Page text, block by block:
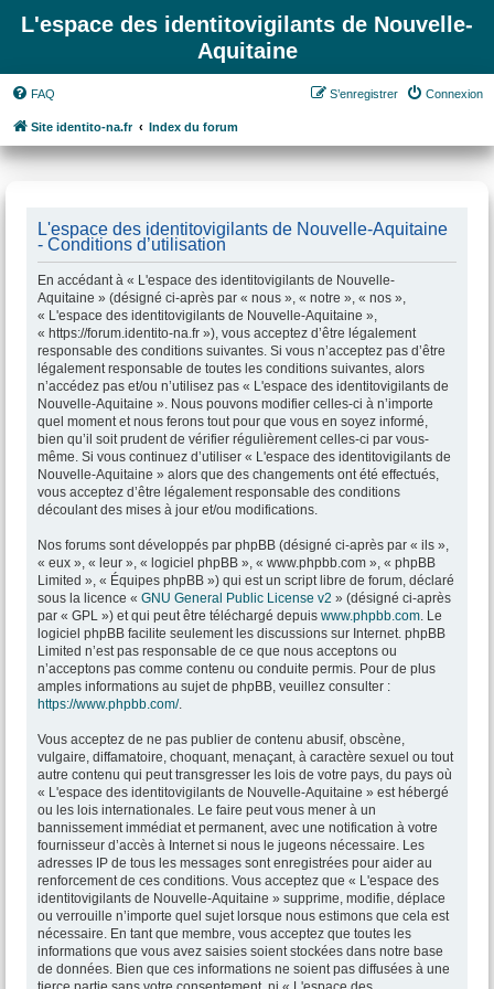
L'espace des identitovigilants de Nouvelle-
Aquitaine
FAQ Connexion
S’enregistrer
Site identito-na.fr Index du forum
L'espace des identitovigilants de Nouvelle-Aquitaine
- Conditions d’utilisation
En accédant à « L'espace des identitovigilants de Nouvelle-
Aquitaine » (désigné ci-après par « nous », « notre », « nos »,
« L'espace des identitovigilants de Nouvelle-Aquitaine »,
« https://forum.identito-na.fr »), vous acceptez d’être légalement
responsable des conditions suivantes. Si vous n’acceptez pas d’être
légalement responsable de toutes les conditions suivantes, alors
n’accédez pas et/ou n’utilisez pas « L'espace des identitovigilants de
Nouvelle-Aquitaine ». Nous pouvons modifier celles-ci à n’importe
quel moment et nous ferons tout pour que vous en soyez informé,
bien qu’il soit prudent de vérifier régulièrement celles-ci par vous-
même. Si vous continuez d’utiliser « L'espace des identitovigilants de
Nouvelle-Aquitaine » alors que des changements ont été effectués,
vous acceptez d’être légalement responsable des conditions
découlant des mises à jour et/ou modifications.
Nos forums sont développés par phpBB (désigné ci-après par « ils »,
« eux », « leur », « logiciel phpBB », « www.phpbb.com », « phpBB
Limited », « Équipes phpBB ») qui est un script libre de forum, déclaré
sous la licence « GNU General Public License v2 » (désigné ci-après
par « GPL ») et qui peut être téléchargé depuis www.phpbb.com. Le
logiciel phpBB facilite seulement les discussions sur Internet. phpBB
Limited n’est pas responsable de ce que nous acceptons ou
n’acceptons pas comme contenu ou conduite permis. Pour de plus
amples informations au sujet de phpBB, veuillez consulter :
https://www.phpbb.com/.
Vous acceptez de ne pas publier de contenu abusif, obscène,
vulgaire, diffamatoire, choquant, menaçant, à caractère sexuel ou tout
autre contenu qui peut transgresser les lois de votre pays, du pays où
« L'espace des identitovigilants de Nouvelle-Aquitaine » est hébergé
ou les lois internationales. Le faire peut vous mener à un
bannissement immédiat et permanent, avec une notification à votre
fournisseur d’accès à Internet si nous le jugeons nécessaire. Les
adresses IP de tous les messages sont enregistrées pour aider au
renforcement de ces conditions. Vous acceptez que « L'espace des
identitovigilants de Nouvelle-Aquitaine » supprime, modifie, déplace
ou verrouille n’importe quel sujet lorsque nous estimons que cela est
nécessaire. En tant que membre, vous acceptez que toutes les
informations que vous avez saisies soient stockées dans notre base
de données. Bien que ces informations ne soient pas diffusées à une